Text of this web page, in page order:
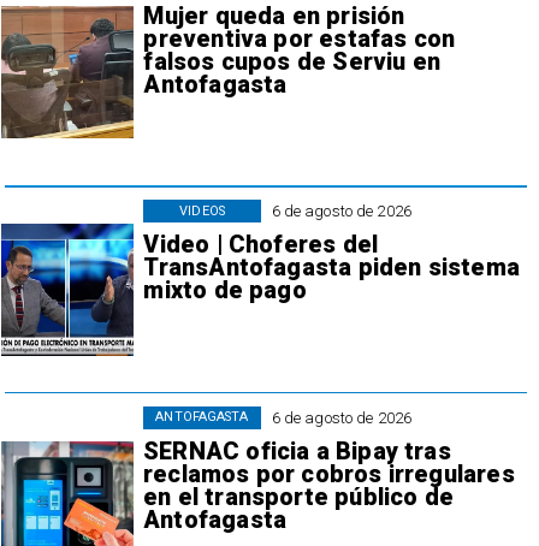
Mujer queda en prisión
preventiva por estafas con
falsos cupos de Serviu en
Antofagasta
6 de agosto de 2026
Video | Choferes del
TransAntofagasta piden sistema
mixto de pago
VIDEOS
6 de agosto de 2026
SERNAC oficia a Bipay tras
reclamos por cobros irregulares
en el transporte público de
Antofagasta
ANTOFAGASTA